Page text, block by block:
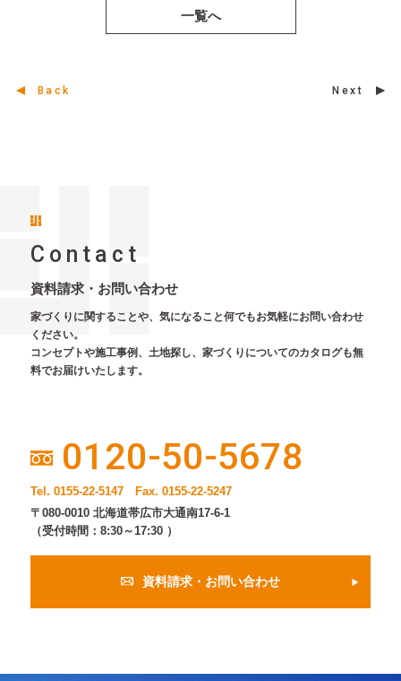
Back
一覧へ
Next
Contact
資料請求・お問い合わせ
家づくりに関することや、気になること何でもお気軽にお問い合わせ
ください。
コンセプトや施工事例、土地探し、家づくりについてのカタログも無
料でお届けいたします。
0120-50-5678
Tel. 0155-22-5147 Fax. 0155-22-5247
〒080-0010 北海道帯広市大通南17-6-1
（受付時間：8:30～17:30 ）
資料請求・お問い合わせ